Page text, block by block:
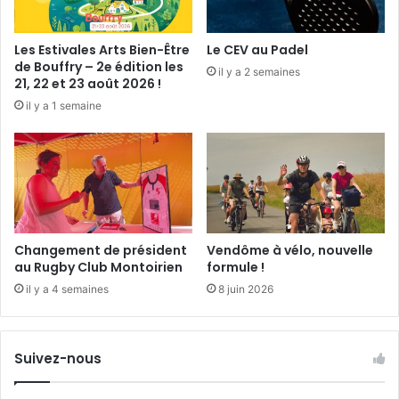
à
2
0
a
n
s
!
c
s
s
b
l
e
t
o
u
s
e
t
o
r
Les Estivales Arts Bien-Être
de Bouffry – 2e édition les
21, 22 et 23 août 2026 !
il y a 1 semaine
Le CEV au Padel
il y a 2 semaines
Changement de président
au Rugby Club Montoirien
il y a 4 semaines
Vendôme à vélo, nouvelle
formule !
8 juin 2026
Suivez-nous